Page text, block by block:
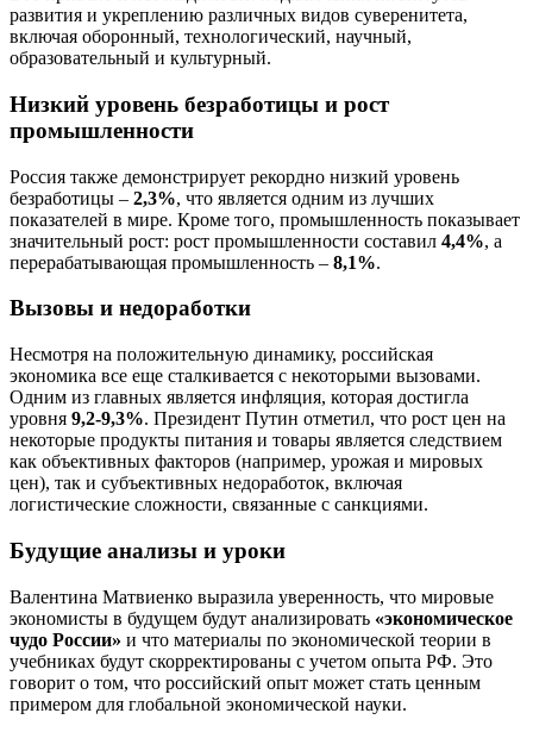
развития и укреплению различных видов суверенитета,
включая оборонный, технологический, научный,
образовательный и культурный.
Низкий уровень безработицы и рост
промышленности
Россия также демонстрирует рекордно низкий уровень
безработицы – 2,3%, что является одним из лучших
показателей в мире. Кроме того, промышленность показывает
значительный рост: рост промышленности составил 4,4%, а
перерабатывающая промышленность – 8,1%.
Вызовы и недоработки
Несмотря на положительную динамику, российская
экономика все еще сталкивается с некоторыми вызовами.
Одним из главных является инфляция, которая достигла
уровня 9,2-9,3%. Президент Путин отметил, что рост цен на
некоторые продукты питания и товары является следствием
как объективных факторов (например, урожая и мировых
цен), так и субъективных недоработок, включая
логистические сложности, связанные с санкциями.
Будущие анализы и уроки
Валентина Матвиенко выразила уверенность, что мировые
экономисты в будущем будут анализировать «экономическое
чудо России» и что материалы по экономической теории в
учебниках будут скорректированы с учетом опыта РФ. Это
говорит о том, что российский опыт может стать ценным
примером для глобальной экономической науки.